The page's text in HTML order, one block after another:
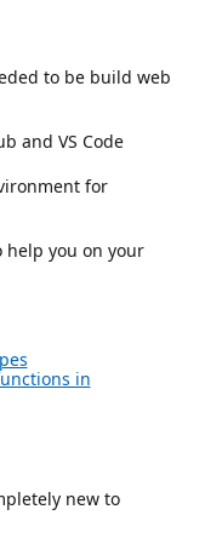
to be build web
and VS Code
for
help you on your
in
new to